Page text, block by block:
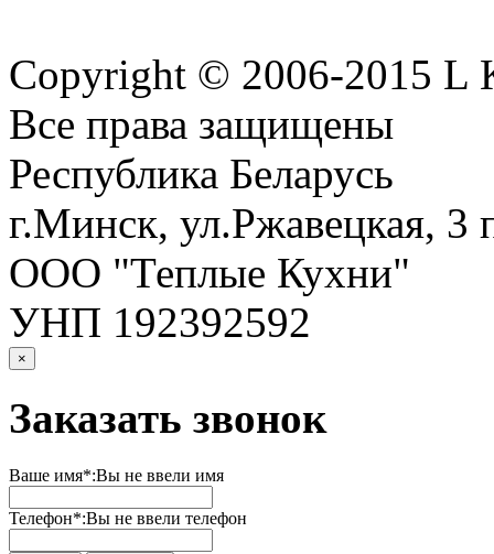
Copyright © 2006-2015
Все права защищены
Республика Беларусь
г.Минск, ул.Ржавецкая, 3
ООО "Теплые Кухни"
УНП 192392592
×
Заказать звонок
Ваше имя*:Вы не ввели имя
Телефон*:Вы не ввели телефон